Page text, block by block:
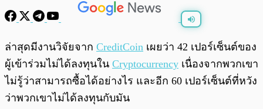
พร้อมเล่น 0:00/ 0:00
ล่าสุดมีงานวิจัยจาก CreditCoin เผยว่า 42 เปอร์เซ็นต์ของ
ผู้เข้าร่วมไม่ได้ลงทุนใน Cryptocurrency เนื่องจากพวกเขา
ไม่รู้ว่าสามารถซื้อได้อย่างไร และอีก 60 เปอร์เซ็นต์ที่หวัง
ว่าพวกเขาไม่ได้ลงทุนกับมัน